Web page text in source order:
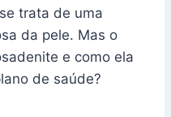
trata de uma
da pele. Mas o
e como ela
de saúde?